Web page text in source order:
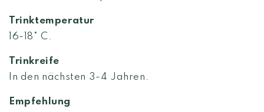
Trinktemperatur
16-18° C.
Trinkreife
In den nächsten 3-4 Jahren.
Empfehlung